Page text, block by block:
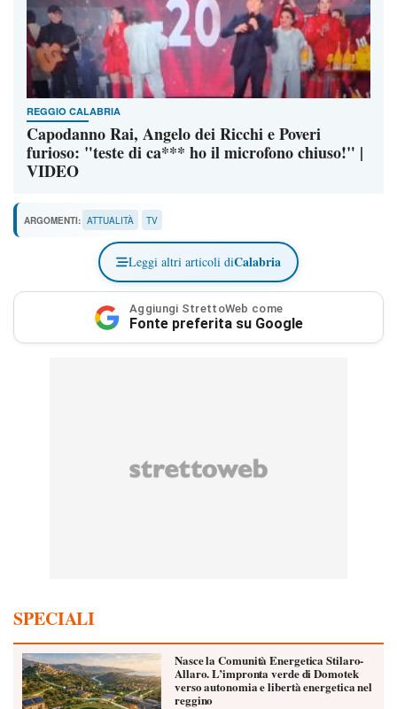
REGGIO CALABRIA
Capodanno Rai, Angelo dei Ricchi e Poveri
furioso: "teste di ca*** ho il microfono chiuso!" |
VIDEO
ARGOMENTI: ATTUALITÀ TV
Leggi altri articoli diCalabria
Aggiungi StrettoWeb come
Fonte preferita su Google
SPECIALI
Nasce la Comunità Energetica Stilaro-
Allaro. L’impronta verde di Domotek
verso autonomia e libertà energetica nel
reggino